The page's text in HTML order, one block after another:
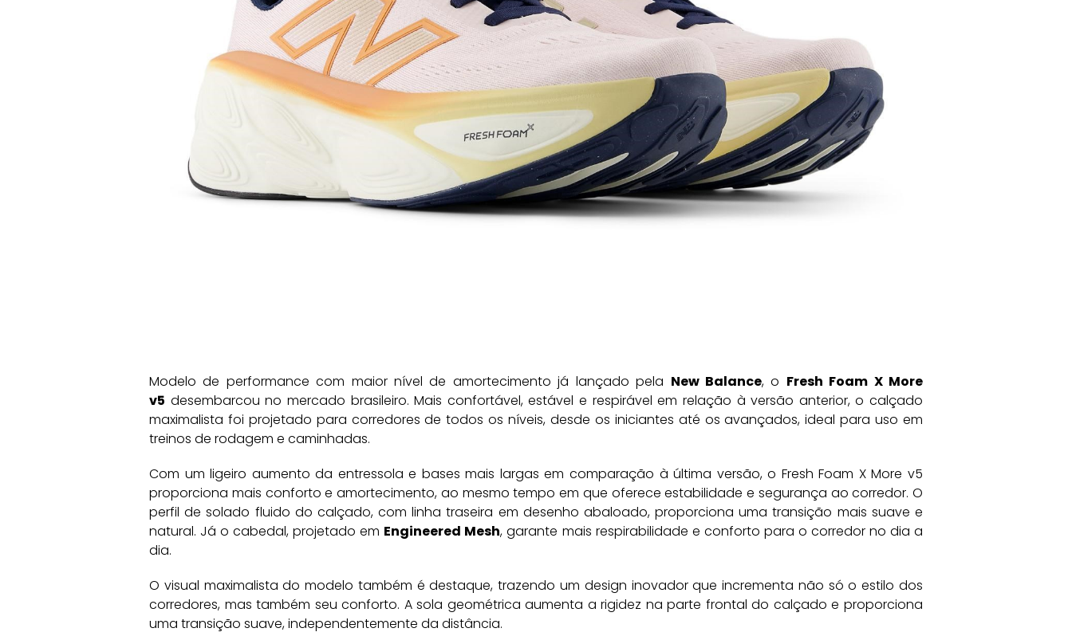
Modelo de performance com maior nível de amortecimento já lançado pela New Balance, o Fresh Foam X More
v5 desembarcou no mercado brasileiro. Mais confortável, estável e respirável em relação à versão anterior, o calçado
maximalista foi projetado para corredores de todos os níveis, desde os iniciantes até os avançados, ideal para uso em
treinos de rodagem e caminhadas.
Com um ligeiro aumento da entressola e bases mais largas em comparação à última versão, o Fresh Foam X More v5
proporciona mais conforto e amortecimento, ao mesmo tempo em que oferece estabilidade e segurança ao corredor. O
perfil de solado fluido do calçado, com linha traseira em desenho abaloado, proporciona uma transição mais suave e
natural. Já o cabedal, projetado em Engineered Mesh, garante mais respirabilidade e conforto para o corredor no dia a
dia.
O visual maximalista do modelo também é destaque, trazendo um design inovador que incrementa não só o estilo dos
corredores, mas também seu conforto. A sola geométrica aumenta a rigidez na parte frontal do calçado e proporciona
uma transição suave, independentemente da distância.